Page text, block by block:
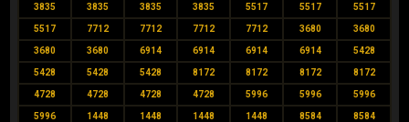
3835 3835 3835 3835 5517 5517 5517
5517 7712 7712 7712 7712 3680 3680
3680 3680 6914 6914 6914 6914 5428
5428 5428 5428 8172 8172 8172 8172
4728 4728 4728 4728 5996 5996 5996
5996 1448 1448 1448 1448 8584 8584